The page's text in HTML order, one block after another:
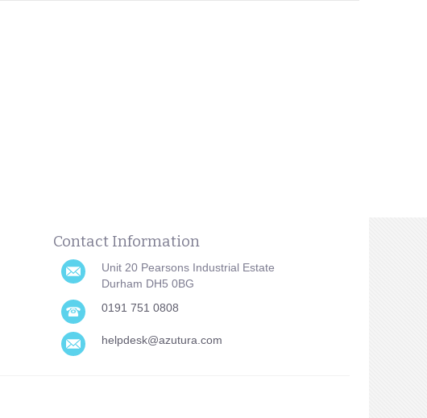
Contact Information
Unit 20 Pearsons Industrial Estate
Durham DH5 0BG
0191 751 0808
helpdesk@azutura.com